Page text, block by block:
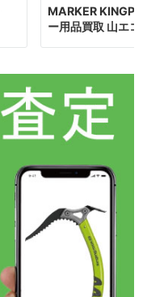
MARKER
ー用品買取 山エコ